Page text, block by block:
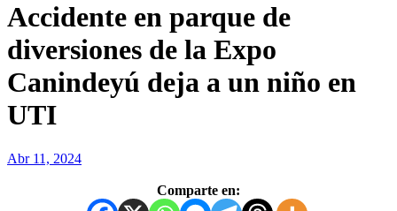
Accidente en parque de
diversiones de la Expo
Canindeyú deja a un niño en
UTI
Abr 11, 2024
Comparte en: